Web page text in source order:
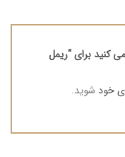
کنید برای “ریمل
خود شوید.